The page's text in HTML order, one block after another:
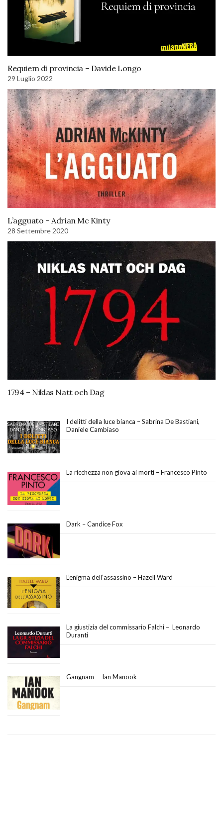
Requiem di provincia – Davide Longo
29 Luglio 2022
L’agguato – Adrian Mc Kinty
28 Settembre 2020
1794 – Niklas Natt och Dag
I delitti della luce bianca – Sabrina De Bastiani,
Daniele Cambiaso
La ricchezza non giova ai morti – Francesco Pinto
Dark – Candice Fox
L’enigma dell’assassino – Hazell Ward
La giustizia del commissario Falchi – Leonardo
Duranti
Gangnam – Ian Manook